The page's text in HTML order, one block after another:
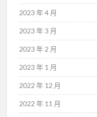
2023 年 4 月
2023 年 3 月
2023 年 2 月
2023 年 1 月
2022 年 12 月
2022 年 11 月